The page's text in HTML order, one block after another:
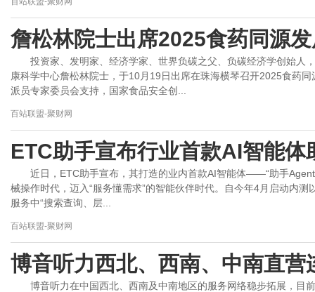
詹松林院士出席2025食药同源
投资家、发明家、经济学家、世界负碳之父、负碳经济学创始人
康科学中心詹松林院士，于10月19日出席在珠海横琴召开2025食药
派员专家委员会支持，国家食品安全创...
百站联盟-聚财网
ETC助手宣布行业首款AI智能
近日，ETC助手宣布，其打造的业内首款AI智能体——“助手
械操作时代，迈入“服务懂需求”的智能伙伴时代。自今年4月启动内
服务中“搜索查询、层...
百站联盟-聚财网
博音听力西北、西南、中南直营
博音听力在中国西北、西南及中南地区的服务网络稳步拓展，目